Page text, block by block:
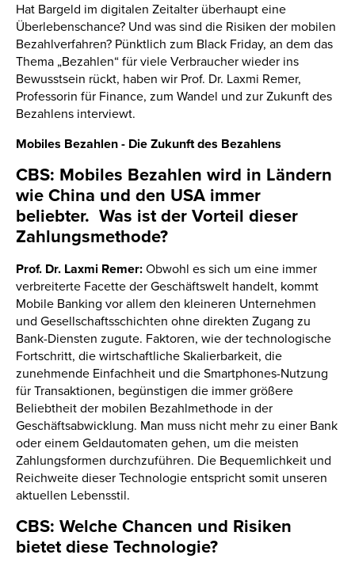
Hat Bargeld im digitalen Zeitalter überhaupt eine
Überlebenschance? Und was sind die Risiken der mobilen
Bezahlverfahren? Pünktlich zum Black Friday, an dem das
Thema „Bezahlen“ für viele Verbraucher wieder ins
Bewusstsein rückt, haben wir Prof. Dr. Laxmi Remer,
Professorin für Finance, zum Wandel und zur Zukunft des
Bezahlens interviewt.
Mobiles Bezahlen - Die Zukunft des Bezahlens
CBS: Mobiles Bezahlen wird in Ländern
wie China und den USA immer
beliebter. Was ist der Vorteil dieser
Zahlungsmethode?
Prof. Dr. Laxmi Remer: Obwohl es sich um eine immer
verbreiterte Facette der Geschäftswelt handelt, kommt
Mobile Banking vor allem den kleineren Unternehmen
und Gesellschaftsschichten ohne direkten Zugang zu
Bank-Diensten zugute. Faktoren, wie der technologische
Fortschritt, die wirtschaftliche Skalierbarkeit, die
zunehmende Einfachheit und die Smartphones-Nutzung
für Transaktionen, begünstigen die immer größere
Beliebtheit der mobilen Bezahlmethode in der
Geschäftsabwicklung. Man muss nicht mehr zu einer Bank
oder einem Geldautomaten gehen, um die meisten
Zahlungsformen durchzuführen. Die Bequemlichkeit und
Reichweite dieser Technologie entspricht somit unseren
aktuellen Lebensstil.
CBS: Welche Chancen und Risiken
bietet diese Technologie?